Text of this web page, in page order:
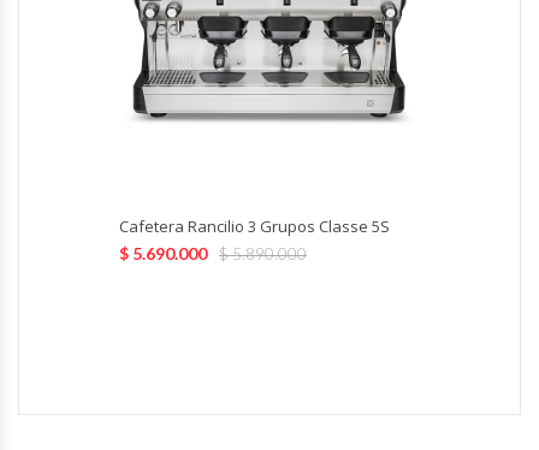
Hornos Turbos / Convectores
Hornos Industriales
Cafetera Rancilio 3 Grupos Classe 5S
$5.890.000
$ 5.690.000